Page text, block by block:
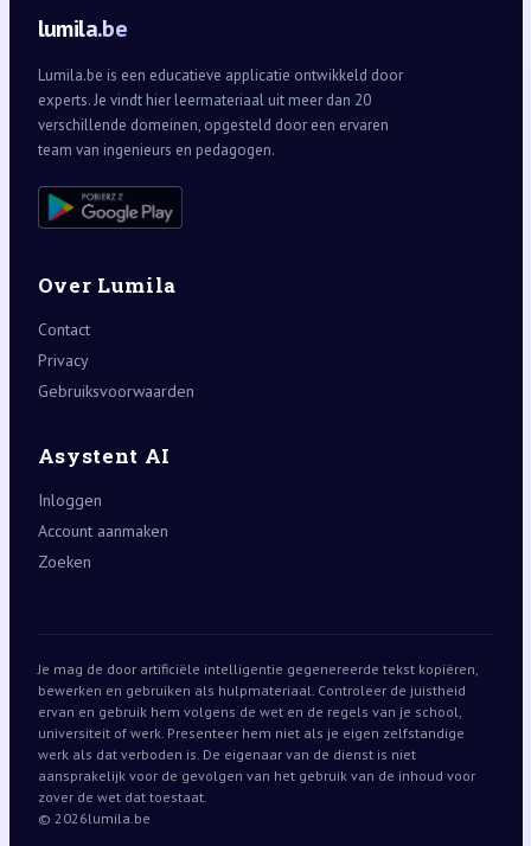
lumila.be
Lumila.be is een educatieve applicatie ontwikkeld door
experts. Je vindt hier leermateriaal uit meer dan 20
verschillende domeinen, opgesteld door een ervaren
team van ingenieurs en pedagogen.
Over Lumila
Contact
Privacy
Gebruiksvoorwaarden
Asystent AI
Inloggen
Account aanmaken
Zoeken
Je mag de door artificiële intelligentie gegenereerde tekst kopiëren,
bewerken en gebruiken als hulpmateriaal. Controleer de juistheid
ervan en gebruik hem volgens de wet en de regels van je school,
universiteit of werk. Presenteer hem niet als je eigen zelfstandige
werk als dat verboden is. De eigenaar van de dienst is niet
aansprakelijk voor de gevolgen van het gebruik van de inhoud voor
zover de wet dat toestaat.
© 2026lumila.be